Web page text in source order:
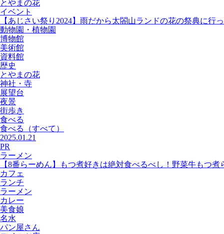
とやまの花
イベント
【あじさい祭り2024】雨だから太閤山ランドの花の祭典に行
動物園・植物園
博物館
美術館
資料館
歴史
とやまの花
神社・寺
展望台
夜景
街歩き
食べる
食べる
（すべて）
2025.01.21
PR
ラーメン
【8番らーめん】もつ煮好きは絶対食べるべし！野菜牛もつ
カフェ
ランチ
ラーメン
カレー
美食娘
名水
パン屋さん